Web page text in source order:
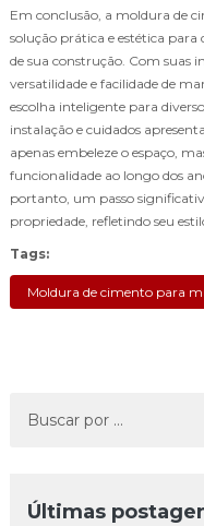
Em conclusão, a moldura de
solução prática e estética para
de sua construção. Com suas
versatilidade e facilidade de
escolha inteligente para
instalação e cuidados
apenas embeleze o espaço,
funcionalidade ao longo dos
portanto, um passo
propriedade, refletindo seu
Tags:
Moldura de cimento para
Últimas